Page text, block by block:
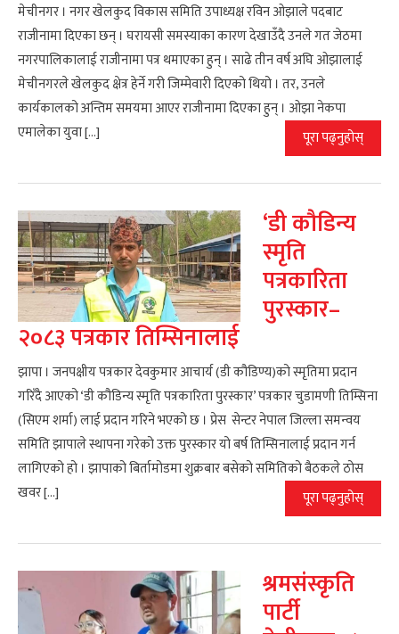
मेचीनगर । नगर खेलकुद विकास समिति उपाध्यक्ष रविन ओझाले पदबाट
राजीनामा दिएका छन् । घरायसी समस्याका कारण देखाउँदै उनले गत जेठमा
नगरपालिकालाई राजीनामा पत्र थमाएका हुन् । साढे तीन वर्ष अघि ओझालाई
मेचीनगरले खेलकुद क्षेत्र हेर्ने गरी जिम्मेवारी दिएको थियो । तर, उनले
कार्यकालको अन्तिम समयमा आएर राजीनामा दिएका हुन् । ओझा नेकपा
एमालेका युवा […]
पूरा पढ्नुहोस्
‘डी कौडिन्य
स्मृति
पत्रकारिता
पुरस्कार–
२०८३ पत्रकार तिम्सिनालाई
झापा । जनपक्षीय पत्रकार देवकुमार आचार्य (डी कौडिण्य)को स्मृतिमा प्रदान
गरिँदै आएको ‘डी कौडिन्य स्मृति पत्रकारिता पुरस्कार’ पत्रकार चुडामणी तिम्सिना
(सिएम शर्मा) लाई प्रदान गरिने भएको छ । प्रेस सेन्टर नेपाल जिल्ला समन्वय
समिति झापाले स्थापना गरेको उक्त पुरस्कार यो बर्ष तिम्सिनालाई प्रदान गर्न
लागिएको हो । झापाको बिर्तामोडमा शुक्रबार बसेको समितिको बैठकले ठोस
खवर […]
पूरा पढ्नुहोस्
श्रमसंस्कृति
पार्टी